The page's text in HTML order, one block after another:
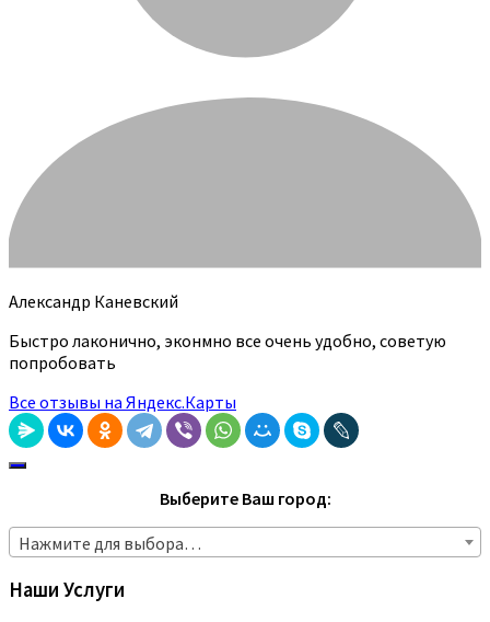
Александр Каневский
Быстро лаконично, эконмно все очень удобно, советую
попробовать
Все отзывы на Яндекс.Карты
Выберите Ваш город:
Нажмите для выбора…
Наши Услуги